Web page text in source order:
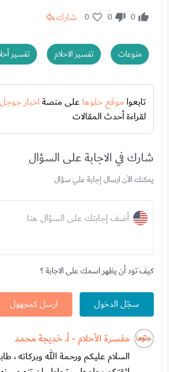
0
0
0 شارك
منوعات تفسير الاحلام تفسير
تابعواموقع حلوهاعلى منصةاخبار جوجل
لقراءة أحدث المقالات
شارك في الاجابة على السؤال
يمكنك الآن ارسال إجابة علي سؤال
أضف إجابتك على السؤال هنا
كيف تود أن يظهر اسمك على الاجابة ؟
سجّل الدخول ارسل كمجهول
مفسرة الأحلام - أ. خديجة محمد
السلام عليكم ورحمة الله وبركاته ،